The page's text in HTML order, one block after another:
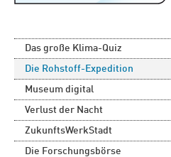
Das große Klima-Quiz
Die Rohstoff-Expedition
Museum digital
Verlust der Nacht
ZukunftsWerkStadt
Die Forschungsbörse